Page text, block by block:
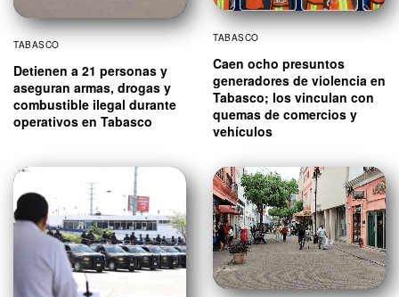
TABASCO
Detienen a 21 personas y
aseguran armas, drogas y
combustible ilegal durante
operativos en Tabasco
TABASCO
Caen ocho presuntos
generadores de violencia en
Tabasco; los vinculan con
quemas de comercios y
vehículos